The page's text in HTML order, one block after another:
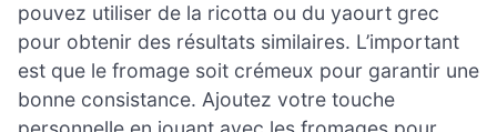
pouvez utiliser de la ricotta ou du yaourt grec
pour obtenir des résultats similaires. L’important
est que le fromage soit crémeux pour garantir une
bonne consistance. Ajoutez votre touche